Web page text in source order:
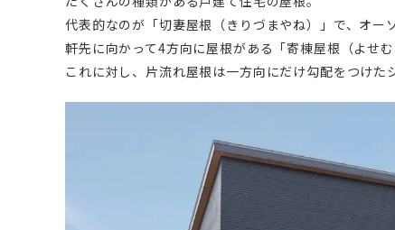
代表的なのが「切妻屋根（きりづまやね）」で、オー
軒先に向かって4方向に屋根がある「寄棟屋根（よせ
これに対し、片流れ屋根は一方向にだけ勾配をつけた